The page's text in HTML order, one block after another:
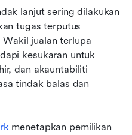
lanjut sering dilakukan
tugas terputus
jualan terlupa
kesukaran untuk
dan akauntabiliti
tindak balas dan
menetapkan pemilikan